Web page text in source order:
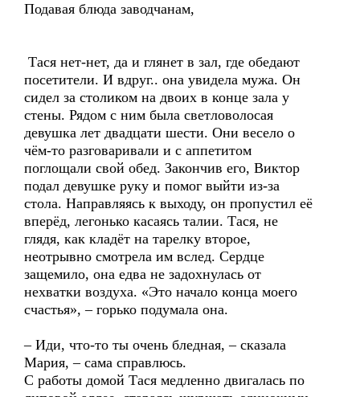
Подавая блюда заводчанам,
Тася нет-нет, да и глянет в зал, где обедают
посетители. И вдруг.. она увидела мужа. Он
сидел за столиком на двоих в конце зала у
стены. Рядом с ним была светловолосая
девушка лет двадцати шести. Они весело о
чём-то разговаривали и с аппетитом
поглощали свой обед. Закончив его, Виктор
подал девушке руку и помог выйти из-за
стола. Направляясь к выходу, он пропустил её
вперёд, легонько касаясь талии. Тася, не
глядя, как кладёт на тарелку второе,
неотрывно смотрела им вслед. Сердце
защемило, она едва не задохнулась от
нехватки воздуха. «Это начало конца моего
счастья», – горько подумала она.
– Иди, что-то ты очень бледная, – сказала
Мария, – сама справлюсь.
С работы домой Тася медленно двигалась по